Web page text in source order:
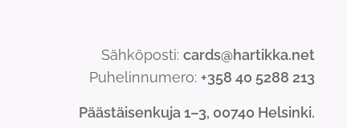
Sähköposti: cards@hartikka.net
Puhelinnumero: +358 40 5288 213
Päästäisenkuja 1–3, 00740 Helsinki.